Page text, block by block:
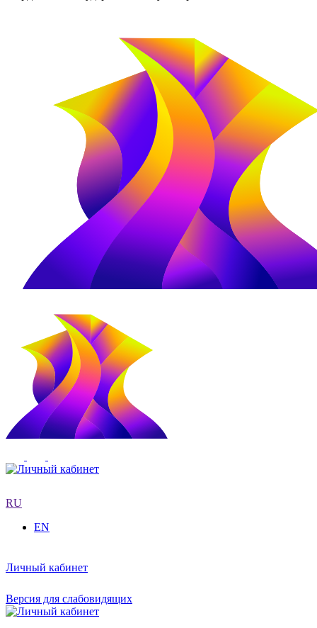
RU
EN
Личный кабинет
Версия для слабовидящих